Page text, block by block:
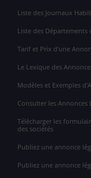
Liste des Journaux
Liste des
Tarif et Prix d'une
Le Lexique des
Modèles et Exemples
Consulter les Annonces
Télécharger les
des sociétés
Publiez une annonce
Publiez une annonce